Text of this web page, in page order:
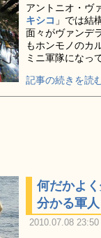
アントニオ・ヴ
キシコ 」では結
面々がヴァンデ
もホンモノのカ
ミニ軍隊になっ
記事の続きを読
何だかよ
分かる軍
2010.07.08